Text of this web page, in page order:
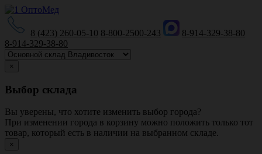
8 (423) 260-05-10 8-800-2500-243
8-914-329-38-80
8-914-329-38-80
×
Выбор склада
Вы уверены, что хотите изменить выбор города?
При изменении города в корзину можно положить только тот
товар, который есть в наличии на выбранном складе.
×